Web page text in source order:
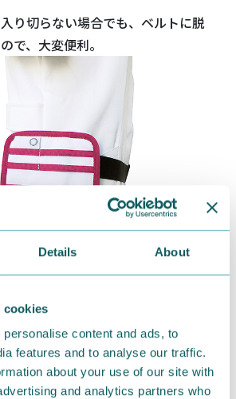
Details About
cookies
content and ads, to
features and to analyse our traffic.
about your use of our site with
and analytics partners who
り切らない場合でも、ベルトに脱
で、大変便利。
円
月発売予定